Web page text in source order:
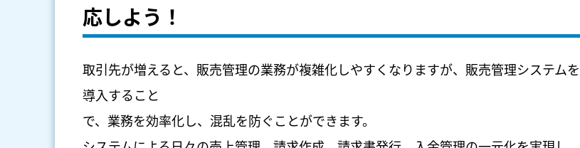
応しよう！
取引先が増えると、販売管理の業務が複雑化しやすくなりますが、販売管理システムを
導入すること
で、業務を効率化し、混乱を防ぐことができます。